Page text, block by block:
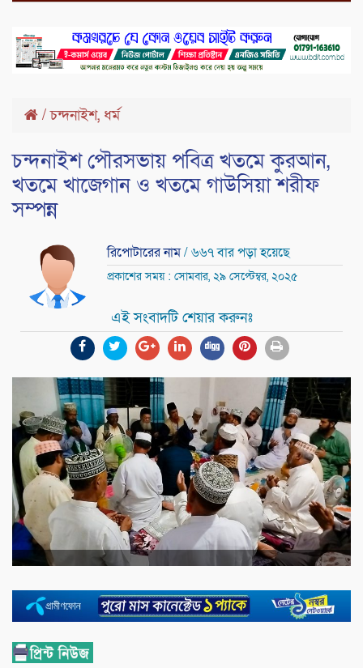
/চন্দনাইশ, ধর্ম
চন্দনাইশ পৌরসভায় পবিত্র খতমে কুরআন,
খতমে খাজেগান ও খতমে গাউসিয়া শরীফ
সম্পন্ন
রিপোটারের নাম/ ৬৬৭ বার পড়া হয়েছে
প্রকাশের সময় : সোমবার, ২৯ সেপ্টেম্বর, ২০২৫
এই সংবাদটি শেয়ার করুনঃ